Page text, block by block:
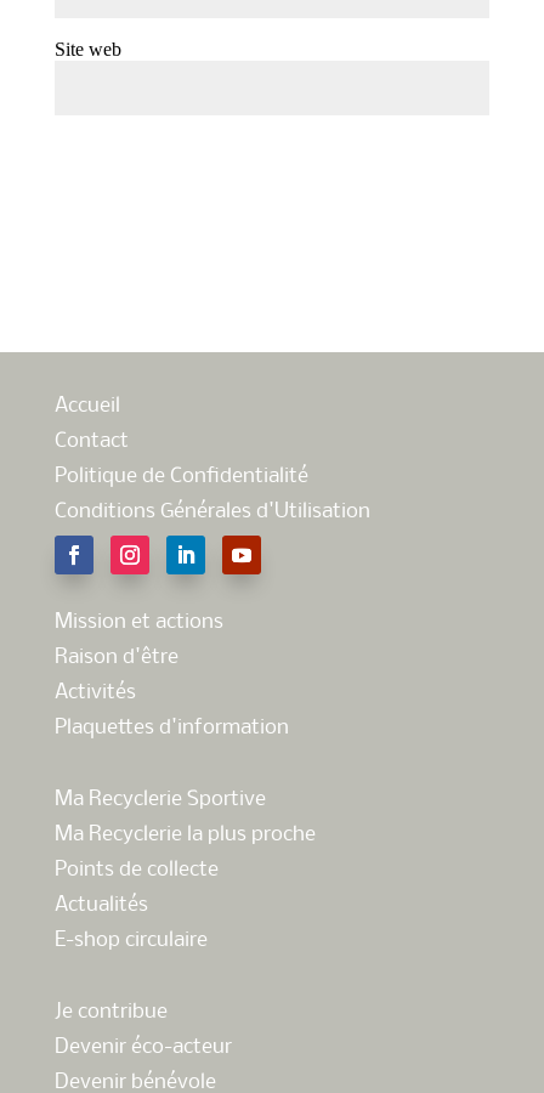
Site web
Accueil
Contact
Politique de Confidentialité
Conditions Générales d'Utilisation
Mission et actions
Raison d'être
Activités
Plaquettes d'information
Ma Recyclerie Sportive
Ma Recyclerie la plus proche
Points de collecte
Actualités
E-shop circulaire
Je contribue
Devenir éco-acteur
Devenir bénévole